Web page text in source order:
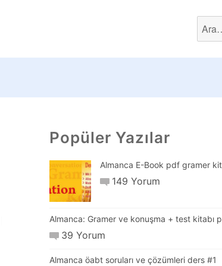
for:
Popüler Yazılar
Almanca E-Book pdf gramer
149 Yorum
Almanca: Gramer ve konuşma + test kitabı
39 Yorum
Almanca öabt soruları ve çözümleri ders #1